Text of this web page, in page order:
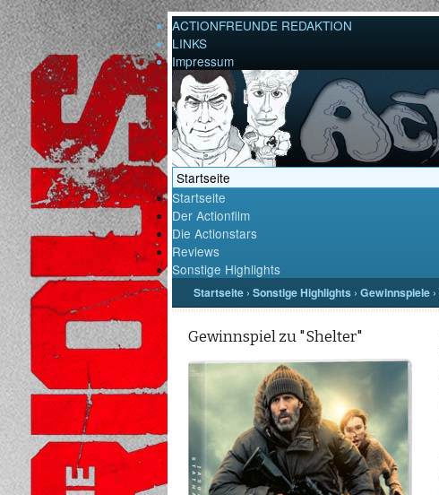
ACTIONFREUNDE REDAKTION
LINKS
Impressum
Startseite
Der Actionfilm
Die Actionstars
Reviews
Sonstige Highlights
Startseite › Sonstige Highlights › Gewinnspiele ›
Gewinnspiel zu "Shelter"